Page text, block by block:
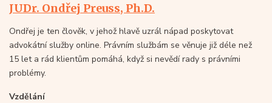
JUDr. Ondřej Preuss, Ph.D.
Ondřej je ten člověk, v jehož hlavě uzrál nápad poskytovat
advokátní služby online. Právním službám se věnuje již déle než
15 let a rád klientům pomáhá, když si nevědí rady s právními
problémy.
Vzdělání